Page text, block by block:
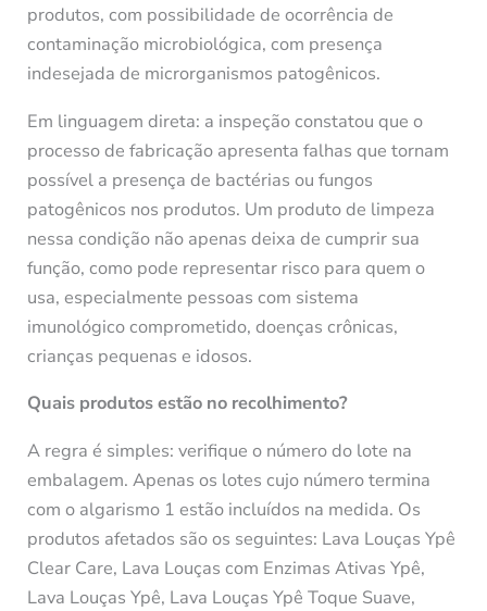
produtos, com possibilidade de ocorrência de
contaminação microbiológica, com presença
indesejada de microrganismos patogênicos.
Em linguagem direta: a inspeção constatou que o
processo de fabricação apresenta falhas que tornam
possível a presença de bactérias ou fungos
patogênicos nos produtos. Um produto de limpeza
nessa condição não apenas deixa de cumprir sua
função, como pode representar risco para quem o
usa, especialmente pessoas com sistema
imunológico comprometido, doenças crônicas,
crianças pequenas e idosos.
Quais produtos estão no recolhimento?
A regra é simples: verifique o número do lote na
embalagem. Apenas os lotes cujo número termina
com o algarismo 1 estão incluídos na medida. Os
produtos afetados são os seguintes: Lava Louças Ypê
Clear Care, Lava Louças com Enzimas Ativas Ypê,
Lava Louças Ypê, Lava Louças Ypê Toque Suave,